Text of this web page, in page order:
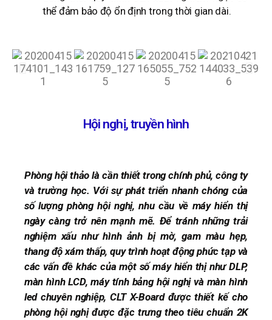
thể đảm bảo độ ổn định trong thời gian dài.
Hội nghị, truyền hình
Phòng hội thảo là cần thiết trong chính phủ, công ty
và trường học. Với sự phát triển nhanh chóng của
số lượng phòng hội nghị, nhu cầu về máy hiển thị
ngày càng trở nên mạnh mẽ. Để tránh những trải
nghiệm xấu như hình ảnh bị mờ, gam màu hẹp,
thang độ xám thấp, quy trình hoạt động phức tạp và
các vấn đề khác của một số máy hiển thị như DLP,
màn hình LCD, máy tính bảng hội nghị và màn hình
led chuyên nghiệp, CLT X-Board được thiết kế cho
phòng hội nghị được đặc trưng theo tiêu chuẩn 2K